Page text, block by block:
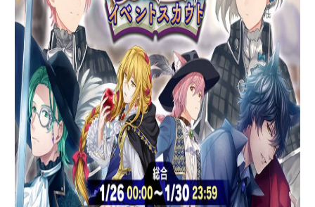
グッズ・本
ギャラリー
ミュージック
グッズ・本
ギャラリー